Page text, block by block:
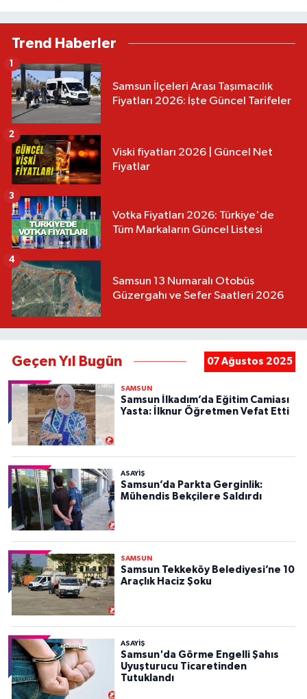
Trend Haberler
Samsun İlçeleri Arası Taşımacılık
Fiyatları 2026: İşte Güncel Tarifeler
1
Viski fiyatları 2026 | Güncel Net
Fiyatlar
2
Votka Fiyatları 2026: Türkiye'de
Tüm Markaların Güncel Listesi
3
Samsun 13 Numaralı Otobüs
Güzergahı ve Sefer Saatleri 2026
4
Geçen Yıl Bugün 07 Ağustos 2025
SAMSUN
Samsun İlkadım’da Eğitim Camiası
Yasta: İlknur Öğretmen Vefat Etti
ASAYIŞ
Samsun’da Parkta Gerginlik:
Mühendis Bekçilere Saldırdı
SAMSUN
Samsun Tekkeköy Belediyesi’ne 10
Araçlık Haciz Şoku
ASAYIŞ
Samsun'da Görme Engelli Şahıs
Uyuşturucu Ticaretinden
Tutuklandı